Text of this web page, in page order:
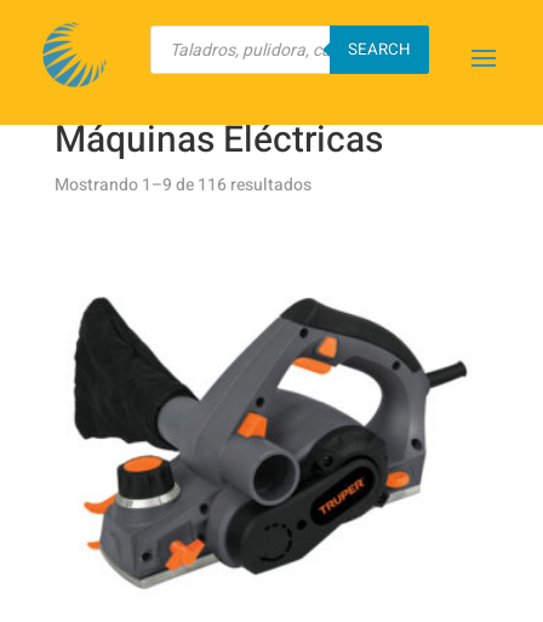
Búsqueda
productos
SEARCH
Inicio TRUPER/ Máquinas Eléctricas
Máquinas Eléctricas
Mostrando 1–9 de 116 resultados